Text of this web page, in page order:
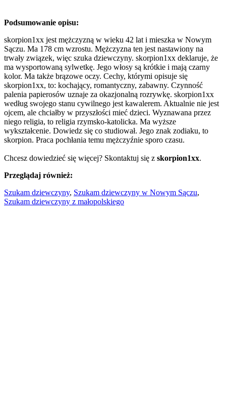
Podsumowanie opisu:
skorpion1xx jest mężczyzną w wieku 42 lat i mieszka w Nowym
Sączu. Ma 178 cm wzrostu. Mężczyzna ten jest nastawiony na
trwały związek, więc szuka dziewczyny. skorpion1xx deklaruje, że
ma wysportowaną sylwetkę. Jego włosy są krótkie i mają czarny
kolor. Ma także brązowe oczy. Cechy, którymi opisuje się
skorpion1xx, to: kochający, romantyczny, zabawny. Czynność
palenia papierosów uznaje za okazjonalną rozrywkę. skorpion1xx
według swojego stanu cywilnego jest kawalerem. Aktualnie nie jest
ojcem, ale chciałby w przyszłości mieć dzieci. Wyznawana przez
niego religia, to religia rzymsko-katolicka. Ma wyższe
wykształcenie. Dowiedz się co studiował. Jego znak zodiaku, to
skorpion. Praca pochłania temu mężczyźnie sporo czasu.
Chcesz dowiedzieć się więcej? Skontaktuj się z skorpion1xx.
Przeglądaj również:
Szukam dziewczyny, Szukam dziewczyny w Nowym Sączu,
Szukam dziewczyny z małopolskiego